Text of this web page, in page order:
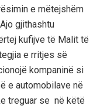
e mëtejshëm
Ajo gjithashtu
kufijve të Malit të
e rritjes së
kompaninë si
e automobilave në
treguar se në këtë